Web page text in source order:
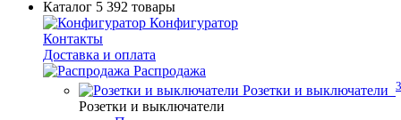
Каталог 5 392 товары
Конфигуратор
Контакты
Доставка и оплата
Распродажа
Розетки и выключатели
Розетки и выключатели